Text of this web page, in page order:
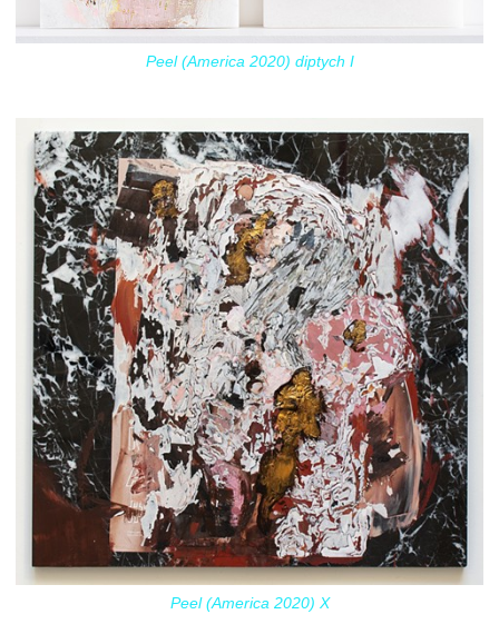
Peel (America 2020) diptych I
Peel (America 2020) X